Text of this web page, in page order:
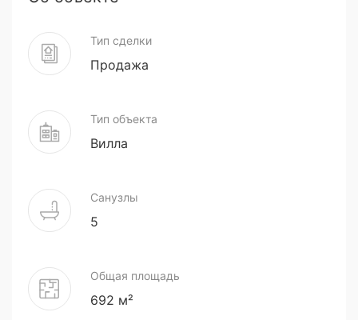
Тип сделки
Продажа
Тип объекта
Вилла
Санузлы
5
Общая площадь
692 м²